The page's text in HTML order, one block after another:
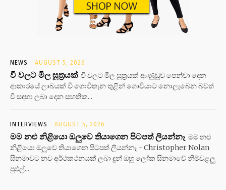
NEWS AUGUST 5, 2026
වී වලට මිල සූත්‍රයක් වී වලට මිල සූත්‍රයක් ආණුඩුව පෙන්වා දෙන
ආකාරයේ ලාබයක් වී ගොවිතැන තුළින් ගොවියාට නොලැබෙන බවත්
වී සඳහා ලබා දෙන සහතික...
INTERVIEWS AUGUST 5, 2026
මම නළු නිළියො ඔලුවෙ තියාගෙන පිටපත් ලියන්නෑ මම නළු
නිළියො ඔලුවෙ තියාගෙන පිටපත් ලියන්නෑ - Christopher Nolan
සිනමාවට නව අර්ථකථනයක් ලබා දුන් ඔහු ලෝක සිනමාවේ නිම්වළලු
පුළුල්...